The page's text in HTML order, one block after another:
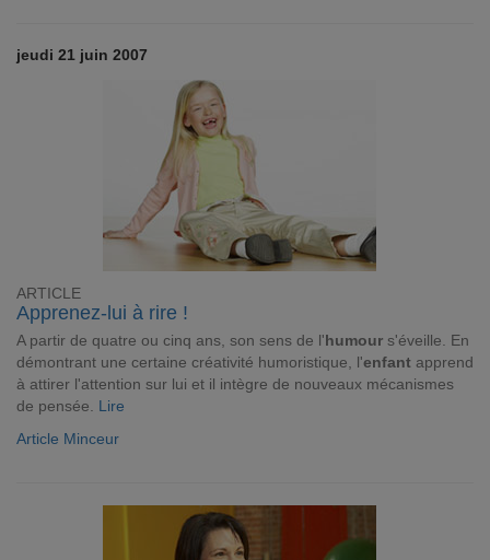
jeudi 21 juin 2007
ARTICLE
Apprenez-lui à rire !
A partir de quatre ou cinq ans, son sens de l'humour s'éveille. En
démontrant une certaine créativité humoristique, l'enfant apprend
à attirer l'attention sur lui et il intègre de nouveaux mécanismes
de pensée. Lire
Article Minceur